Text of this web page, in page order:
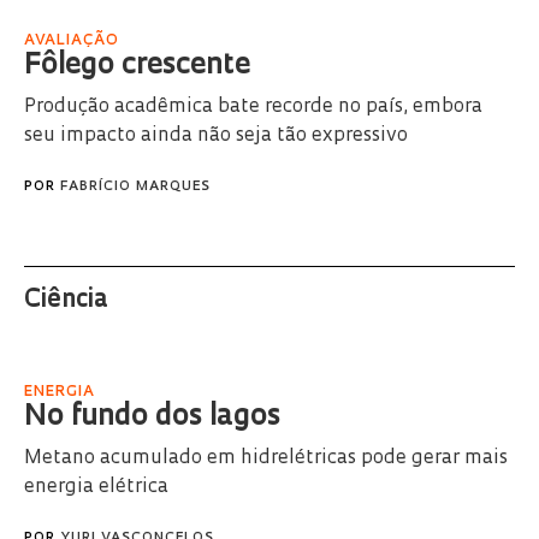
AVALIAÇÃO
Fôlego crescente
Produção acadêmica bate recorde no país, embora
seu impacto ainda não seja tão expressivo
POR FABRÍCIO MARQUES
Ciência
ENERGIA
No fundo dos lagos
Metano acumulado em hidrelétricas pode gerar mais
energia elétrica